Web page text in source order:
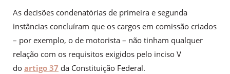
As decisões condenatórias de primeira e segunda
instâncias concluíram que os cargos em comissão criados
– por exemplo, o de motorista – não tinham qualquer
relação com os requisitos exigidos pelo inciso V
do artigo 37 da Constituição Federal.